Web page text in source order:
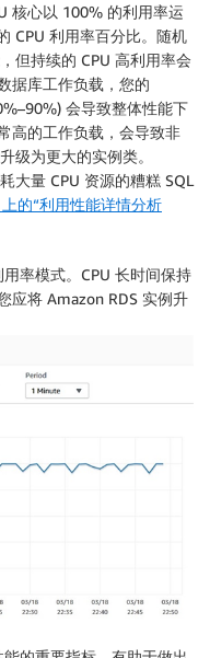
核心以 100% 的利用率运
CPU 利用率百分比。随机
但持续的 CPU 高利用率会
据库工作负载，您的
会导致整体性能下
高的工作负载，会导致非
级为更大的实例类。
大量 CPU 资源的糟糕 SQL
上的“利用性能详情分析
率模式。CPU 长时间保持
应将 Amazon RDS 实例升